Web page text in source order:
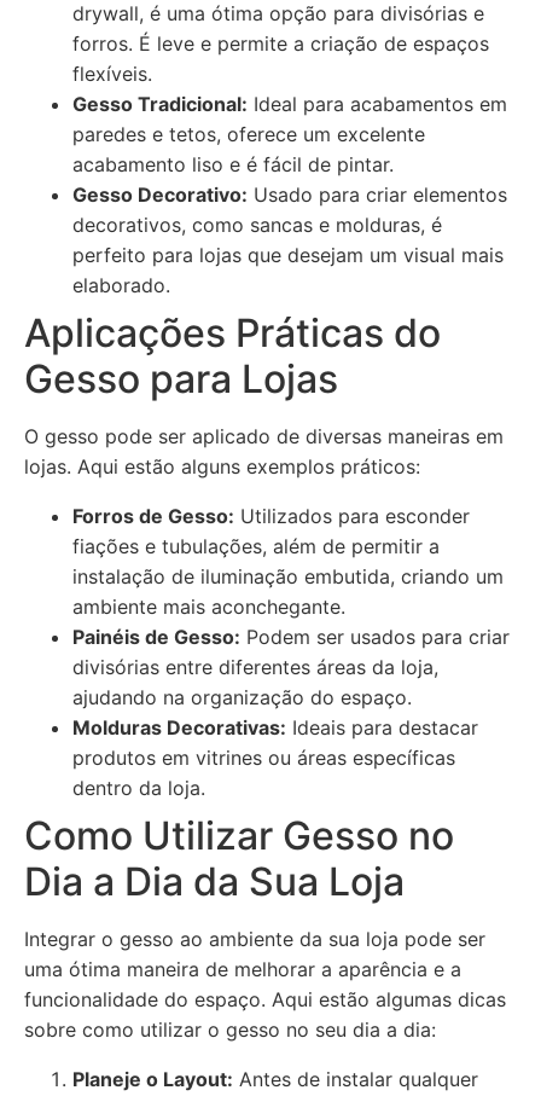
drywall, é uma ótima opção para divisórias e
forros. É leve e permite a criação de espaços
flexíveis.
Gesso Tradicional: Ideal para acabamentos em
paredes e tetos, oferece um excelente
acabamento liso e é fácil de pintar.
Gesso Decorativo: Usado para criar elementos
decorativos, como sancas e molduras, é
perfeito para lojas que desejam um visual mais
elaborado.
Aplicações Práticas do
Gesso para Lojas
O gesso pode ser aplicado de diversas maneiras em
lojas. Aqui estão alguns exemplos práticos:
Forros de Gesso: Utilizados para esconder
fiações e tubulações, além de permitir a
instalação de iluminação embutida, criando um
ambiente mais aconchegante.
Painéis de Gesso: Podem ser usados para criar
divisórias entre diferentes áreas da loja,
ajudando na organização do espaço.
Molduras Decorativas: Ideais para destacar
produtos em vitrines ou áreas específicas
dentro da loja.
Como Utilizar Gesso no
Dia a Dia da Sua Loja
Integrar o gesso ao ambiente da sua loja pode ser
uma ótima maneira de melhorar a aparência e a
funcionalidade do espaço. Aqui estão algumas dicas
sobre como utilizar o gesso no seu dia a dia:
Planeje o Layout: Antes de instalar qualquer